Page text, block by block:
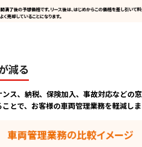
減る
ス、納税、保険加入、事故対応などの
とで、お客様の車両管理業務を軽減しま